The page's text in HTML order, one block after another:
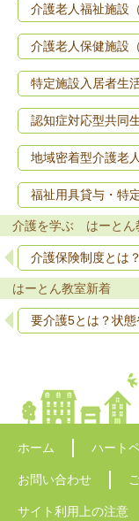
介護老人福祉施設
介護老人保健施設
特定施設入居者生
認知症対応型共同
地域密着型介護老
福祉用具貸与・特
介護を学ぶ はーとん
介護保険制度とは？
はーとん教室新着
要介護5とは？状
ホーム ハート
お問い合わせ
サイト利用上の注意